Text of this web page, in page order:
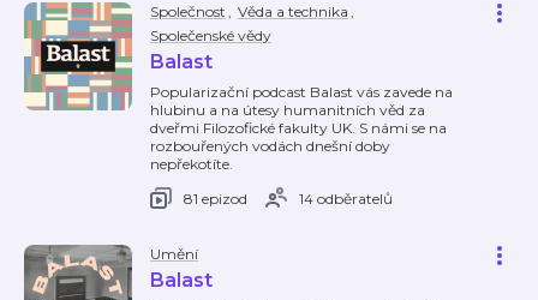
Společnost , Věda a technika ,
Společenské vědy
Balast
Popularizační podcast Balast vás zavede na
hlubinu a na útesy humanitních věd za
dveřmi Filozofické fakulty UK. S námi se na
rozbouřených vodách dnešní doby
nepřekotíte.
81 epizod
14 odběratelů
Umění
Balast